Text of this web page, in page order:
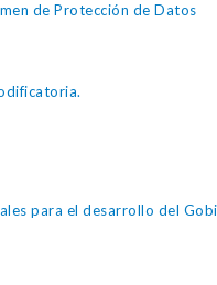
de Protección de Datos
para el desarrollo del